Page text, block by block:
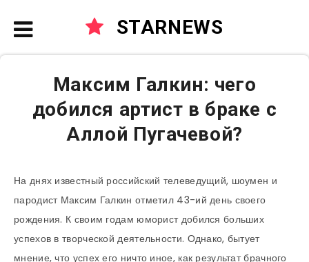
STARNEWS
Максим Галкин: чего
добился артист в браке с
Аллой Пугачевой?
На днях известный российский телеведущий, шоумен и
пародист Максим Галкин отметил 43-ий день своего
рождения. К своим годам юморист добился больших
успехов в творческой деятельности. Однако, бытует
мнение, что успех его ничто иное, как результат брачного